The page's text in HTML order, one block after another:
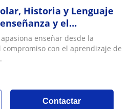
Historia y Lenguaje
y el
Mis clases son
enseñar desde la
con el aprendizaje de
Contactar